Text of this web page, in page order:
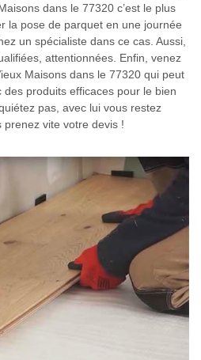
dans le 77320 c’est le plus
la pose de parquet en une journée
un spécialiste dans ce cas. Aussi,
attentionnées. Enfin, venez
Maisons dans le 77320 qui peut
produits efficaces pour le bien
pas, avec lui vous restez
vite votre devis !